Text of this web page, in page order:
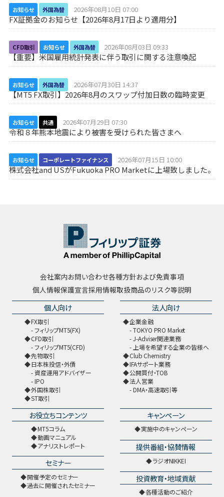
お知らせ 外国為替 2026年08月10日 07:00
FX証拠金のお知らせ【2026年8月17日より適用分】
CFD取引 お知らせ 外国為替 2026年08月03日 09:33
【重要】米国雇用統計発表に伴う取引に関する注意喚起
お知らせ 外国為替 2026年07月30日 14:37
【MT5 FX取引】2026年8月のスワップ付加日数の臨時変更
お知らせ 共通 2026年07月29日 07:30
令和８年熊本地震により被害を受けられた皆さまへ
お知らせ コーポレートファイナンス 2026年07月15日 10:00
株式会社and USがFukuoka PRO Marketに上場致しました。
会社案内お問い合わせ各種方針および免責事項
個人情報保護宣言採用情報取扱商品のリスク等説明
個人向け
FX取引
フィリップMT5(FX)
CFD取引
フィリップMT5(CFD)
先物取引
日本株投信・外債
資産運用アドバイザー
IPO
外国株取引
ST取引
法人向け
企業金融
TOKYO PRO Market
J-Adviser関連業務
上場を希望する企業の皆様へ
Club Chemistry
IFAサポート業務
公開買付・TOB
法人営業
DMA・高速取引等
お役立ちコンテンツ
MT5コラム
動画マニュアル
アナリストレポート
セミナー
開催予定のセミナー
過去に開催されたセミナー
キャンペーン
実施中のキャンペーン
提供番組・協賛情報
ラジオNIKKEI
投資教育・地域貢献
各種活動のご紹介